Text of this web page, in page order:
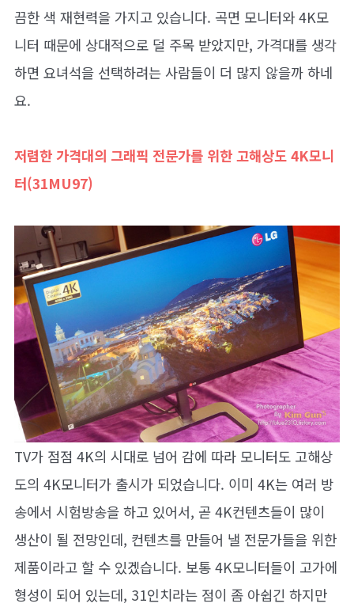
끔한 색 재현력을 가지고 있습니다. 곡면 모니터와 4K모
니터 때문에 상대적으로 덜 주목 받았지만, 가격대를 생각
하면 요녀석을 선택하려는 사람들이 더 많지 않을까 하네
요.
저렴한 가격대의 그래픽 전문가를 위한 고해상도 4K모니
터(31MU97)
TV가 점점 4K의 시대로 넘어 감에 따라 모니터도 고해상
도의 4K모니터가 출시가 되었습니다. 이미 4K는 여러 방
송에서 시험방송을 하고 있어서, 곧 4K컨텐츠들이 많이
생산이 될 전망인데, 컨텐츠를 만들어 낼 전문가들을 위한
제품이라고 할 수 있겠습니다. 보통 4K모니터들이 고가에
형성이 되어 있는데, 31인치라는 점이 좀 아쉽긴 하지만